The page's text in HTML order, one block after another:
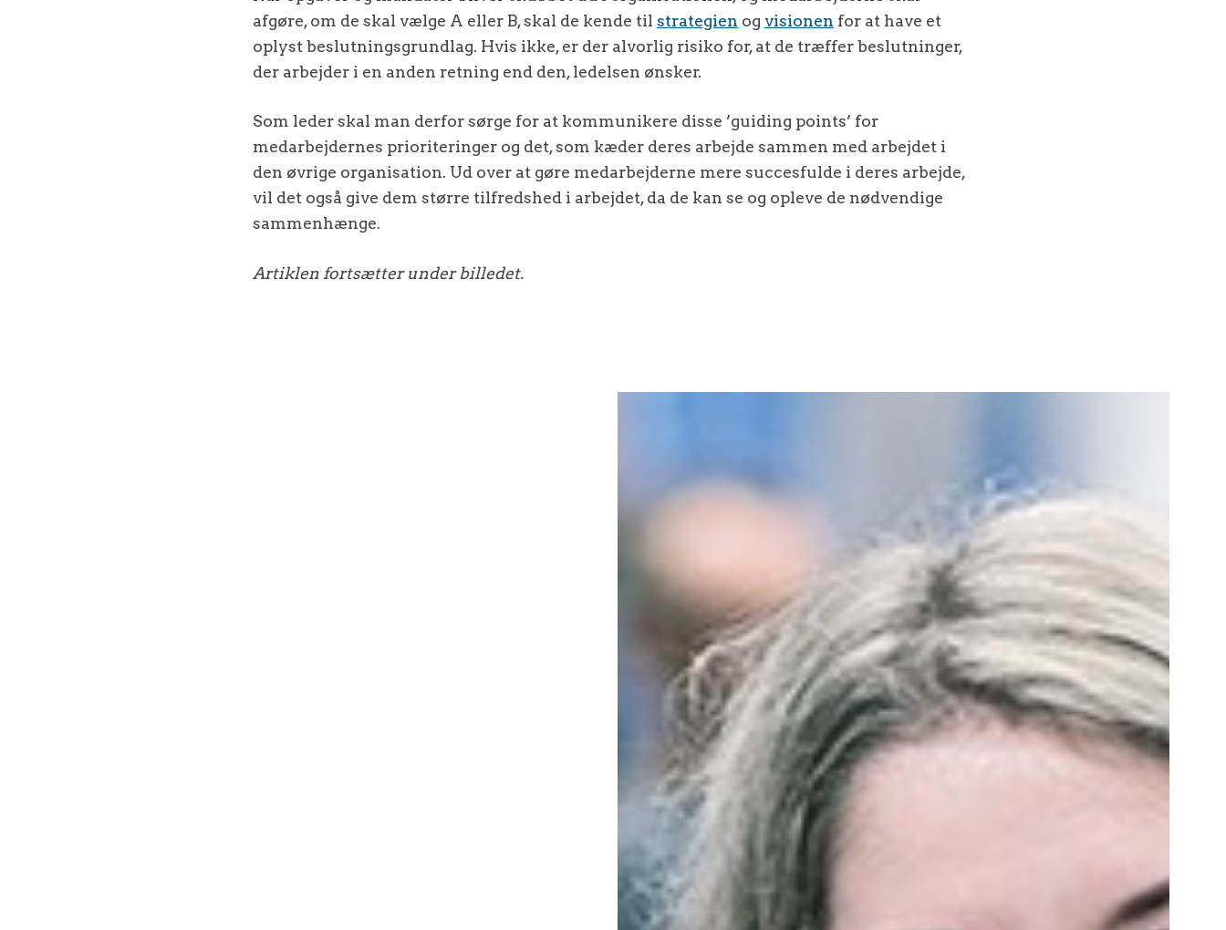
afgøre, om de skal vælge A eller B, skal de kende til strategien og visionen for at have et
oplyst beslutningsgrundlag. Hvis ikke, er der alvorlig risiko for, at de træffer beslutninger,
der arbejder i en anden retning end den, ledelsen ønsker.
Som leder skal man derfor sørge for at kommunikere disse ’guiding points’ for
medarbejdernes prioriteringer og det, som kæder deres arbejde sammen med arbejdet i
den øvrige organisation. Ud over at gøre medarbejderne mere succesfulde i deres arbejde,
vil det også give dem større tilfredshed i arbejdet, da de kan se og opleve de nødvendige
sammenhænge.
Artiklen fortsætter under billedet.